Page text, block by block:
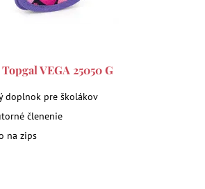
VEGA 25050 G
doplnok pre školákov
členenie
na zips